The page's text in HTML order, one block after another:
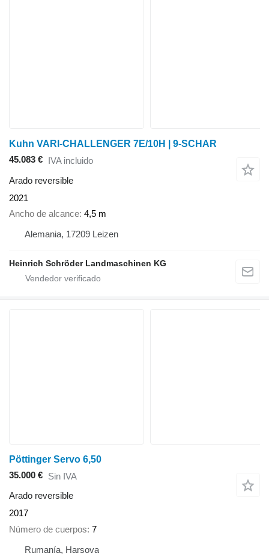
Kuhn VARI-CHALLENGER 7E/10H | 9-SCHAR
45.083 € IVA incluido
Arado reversible
2021
Ancho de alcance 4,5 m
Alemania, 17209 Leizen
Heinrich Schröder Landmaschinen KG
Pöttinger Servo 6,50
35.000 € Sin IVA
Arado reversible
2017
Número de cuerpos 7
Rumanía, Harsova